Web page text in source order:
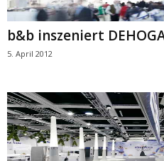
b&b inszeniert
5. April 2012